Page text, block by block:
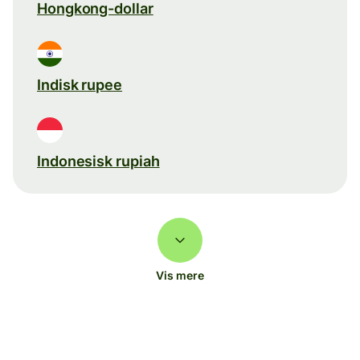
Hongkong-dollar
Indisk rupee
Indonesisk rupiah
Vis mere